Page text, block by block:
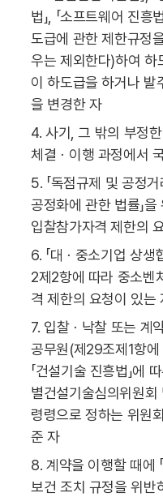
법」, 「소프트웨어 진
도급에 관한 제한규정
우는 제외한다)하여 하
이 하도급을 하거나 발
을 변경한 자
4. 사기, 그 밖의 부정
체결ㆍ이행 과정에서
5. 「독점규제 및 공정거
공정화에 관한 법률」
입찰참가자격 제한의
6. 「대ㆍ중소기업 상생
2제2항에 따라 중소벤
격 제한의 요청이 있는
7. 입찰ㆍ낙찰 또는 계
공무원(제29조제1항에
「건설기술 진흥법」에
별건설기술심의위원
령령으로 정하는 위원
준 자
8. 계약을 이행할 때에
보건 조치 규정을 위반